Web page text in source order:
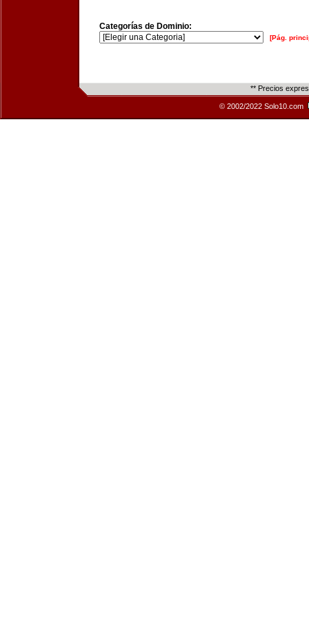
Categorías de Dominio:
[Pág.
** Precios
© 2002/2022 Solo10.com